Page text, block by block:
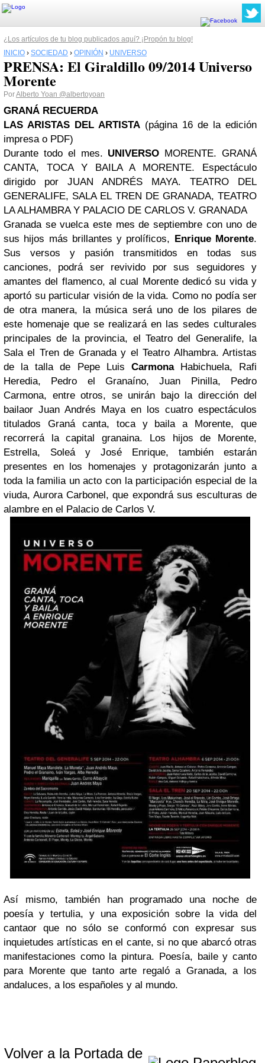
¿Los artículos de tu blog publicados aquí? ¡Propón tu blog!
INICIO › SOCIEDAD › OPINIÓN › UNIVERSO
PRENSA: El Giraldillo 09/2014 Universo
Morente
PorAlberto Yoan @albertoyoan
GRANÁ RECUERDA
LAS ARISTAS DEL ARTISTA (página 16 de la edición
impresa o PDF)
Durante todo el mes. UNIVERSO MORENTE. GRANÁ
CANTA, TOCA Y BAILA A MORENTE. Espectáculo
dirigido por JUAN ANDRÉS MAYA. TEATRO DEL
GENERALIFE, SALA EL TREN DE GRANADA, TEATRO
LA ALHAMBRA Y PALACIO DE CARLOS V. GRANADA
Granada se vuelca este mes de septiembre con uno de
sus hijos más brillantes y prolíficos, Enrique Morente.
Sus versos y pasión transmitidos en todas sus
canciones, podrá ser revivido por sus seguidores y
amantes del flamenco, al cual Morente dedicó su vida y
aportó su particular visión de la vida. Como no podía ser
de otra manera, la música será uno de los pilares de
este homenaje que se realizará en las sedes culturales
principales de la provincia, el Teatro del Generalife, la
Sala el Tren de Granada y el Teatro Alhambra. Artistas
de la talla de Pepe Luis CarmonaHabichuela, Rafi
Heredia, Pedro el Granaíno, Juan Pinilla, Pedro
Carmona, entre otros, se unirán bajo la dirección del
bailaor Juan Andrés Maya en los cuatro espectáculos
titulados Graná canta, toca y baila a Morente, que
recorrerá la capital granaina. Los hijos de Morente,
Estrella, Soleá y José Enrique, también estarán
presentes en los homenajes y protagonizarán junto a
toda la familia un acto con la participación especial de la
viuda, Aurora Carbonel, que expondrá sus esculturas de
alambre en el Palacio de Carlos V.
Así mismo, también han programado una noche de
poesía y tertulia, y una exposición sobre la vida del
cantaor que no sólo se conformó con expresar sus
inquietudes artísticas en el cante, si no que abarcó otras
manifestaciones como la pintura. Poesía, baile y canto
para Morente que tanto arte regaló a Granada, a los
andaluces, a los españoles y al mundo.
Volver a la Portada de